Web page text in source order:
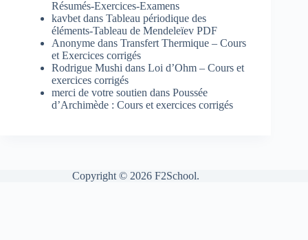
Résumés-Exercices-Examens
kavbet dans Tableau périodique des
éléments-Tableau de Mendeleïev PDF
Anonyme dans Transfert Thermique – Cours
et Exercices corrigés
Rodrigue Mushi dans Loi d’Ohm – Cours et
exercices corrigés
merci de votre soutien dans Poussée
d’Archimède : Cours et exercices corrigés
Copyright © 2026 F2School.